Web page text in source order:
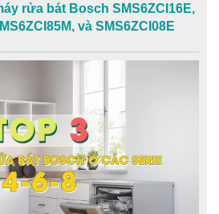
rửa bát Bosch SMS6ZCI16E,
và SMS6ZCI08E